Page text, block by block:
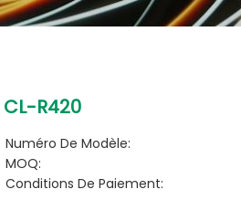
CL-R420
Numéro De Modèle:
MOQ:
Conditions De Paiement: